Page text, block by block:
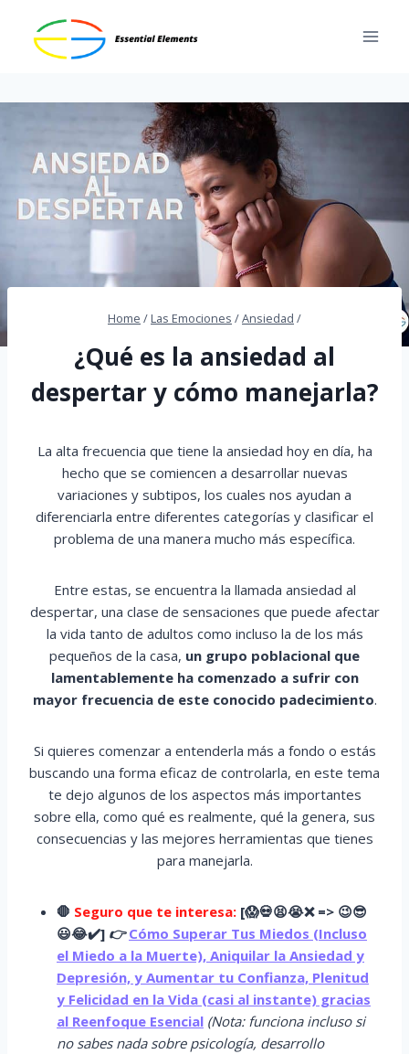
content
Home / Las Emociones /Ansiedad /
¿Qué es la ansiedad al
despertar y cómo manejarla?
La alta frecuencia que tiene la ansiedad hoy en día, ha
hecho que se comiencen a desarrollar nuevas
variaciones y subtipos, los cuales nos ayudan a
diferenciarla entre diferentes categorías y clasificar el
problema de una manera mucho más específica.
Entre estas, se encuentra la llamada ansiedad al
despertar, una clase de sensaciones que puede afectar
la vida tanto de adultos como incluso la de los más
pequeños de la casa, un grupo poblacional que
lamentablemente ha comenzado a sufrir con
mayor frecuencia de este conocido padecimiento.
Si quieres comenzar a entenderla más a fondo o estás
buscando una forma eficaz de controlarla, en este tema
te dejo algunos de los aspectos más importantes
sobre ella, como qué es realmente, qué la genera, sus
consecuencias y las mejores herramientas que tienes
para manejarla.
🛑 Seguro que te interesa: [😱💀😫😭❌ => 😉😎
😃😂✔️] 👉 Cómo Superar Tus Miedos (Incluso
el Miedo a la Muerte), Aniquilar la Ansiedad y
Depresión, y Aumentar tu Confianza, Plenitud
y Felicidad en la Vida (casi al instante) gracias
al Reenfoque Esencial (Nota: funciona incluso si
no sabes nada sobre psicología, desarrollo